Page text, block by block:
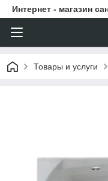
Интернет - магазин
Товары и услуги